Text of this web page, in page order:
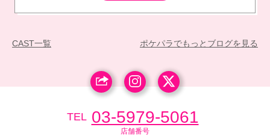
ポケパラでもっとブログを見る
CAST一覧
TEL 03-5979-5061
店舗番号